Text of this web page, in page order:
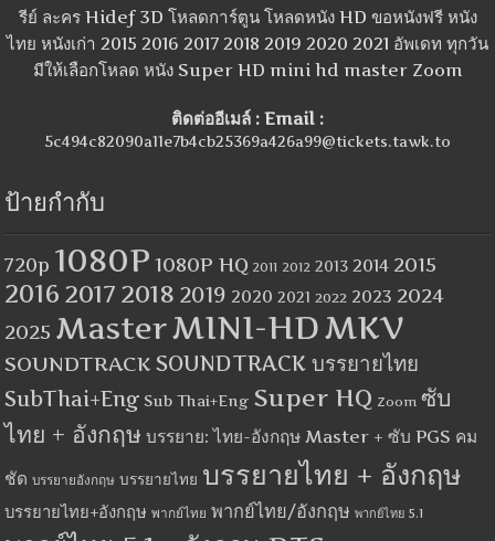
รีย์ ละคร Hidef 3D โหลดการ์ตูน โหลดหนัง HD ขอหนังฟรี หนัง
ไทย หนังเก่า 2015 2016 2017 2018 2019 2020 2021 อัพเดท ทุกวัน
มีให้เลือกโหลด หนัง Super HD mini hd master Zoom
ติดต่ออีเมล์ : Email :
5c494c82090a11e7b4cb25369a426a99@tickets.tawk.to
ป้ายกำกับ
720p 1080P 1080P HQ 2011 2012 2013 2014 2015
2016 2017 2018 2019 2020 2021 2022 2023 2024
2025 MasterMINI-HDMKV
SOUNDTRACK SOUNDTRACK บรรยายไทย
SubThai+Eng Sub Thai+Eng Super HQ Zoom ซับ
ไทย + อังกฤษ บรรยาย: ไทย-อังกฤษ Master + ซับ PGS คม
ชัด บรรยายอังกฤษ บรรยายไทย บรรยายไทย + อังกฤษ
บรรยายไทย+อังกฤษ พากย์ไทย พากย์ไทย/อังกฤษ พากย์ไทย 5.1